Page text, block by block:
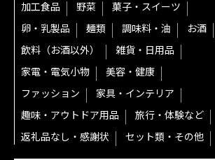
加工食品
野菜
菓子・スイーツ
卵・乳製品
麺類 調味料・油
お酒
飲料（お酒以外）
雑貨・日用品
家電・電気小物
美容・健康
ファッション
家具・インテリア
趣味・アウトドア用品
旅行・体験など
返礼品なし・感謝状
セット類・その他